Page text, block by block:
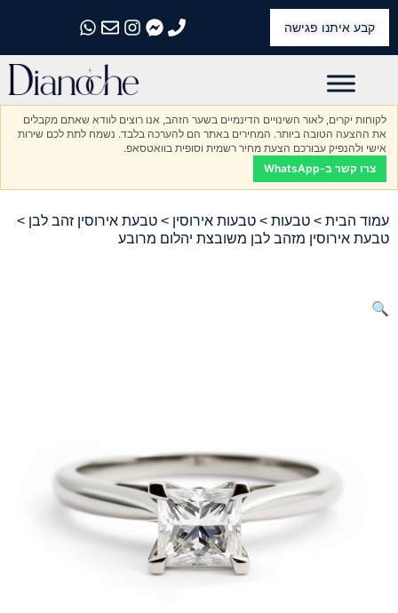
קבע איתנו פגישה
התקשרו אלינו
התקשרו אלינו
התקשרו אלינו
התקשרו אלינו
התקשרו אלינו
לקוחות יקרים, לאור השינויים הדינמיים בשער הזהב, אנו רוצים לוודא שאתם מקבלים
את ההצעה הטובה ביותר. המחירים באתר הם להערכה בלבד. נשמח לתת לכם שירות
אישי ולהנפיק עבורכם הצעת מחיר רשמית וסופית בוואטסאפ.
צרו קשר ב-WhatsApp
עמוד הבית > טבעות > טבעות אירוסין > טבעת אירוסין זהב לבן >
טבעת אירוסין מזהב לבן משובצת יהלום מרובע
🔍